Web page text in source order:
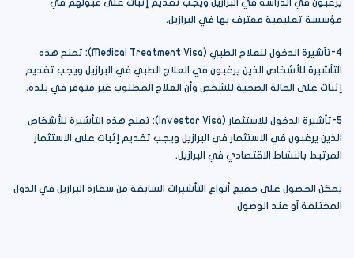
يرغبون في الدراسة في البرازيل ويجب تقديم إثبات على قبولهم في
مؤسسة تعليمية معترف بها في البرازيل.
4-تأشيرة الدخول للعلاج الطبي (Medical Treatment Visa): تمنح هذه
التأشيرة للأشخاص الذين يرغبون في العلاج الطبي في البرازيل ويجب تقديم
إثبات على الحالة الصحية للشخص وأن العلاج المطلوب غير متوفر في بلده.
5-تأشيرة الدخول للاستثمار (Investor Visa): تمنح هذه التأشيرة للأشخاص
الذين يرغبون في الاستثمار في البرازيل ويجب تقديم إثبات على الاستثمار
المرتبط بالنشاط الاقتصادي في البرازيل.
يمكن الحصول على جميع أنواع التأشيرات السابقة من سفارة البرازيل في الدول
المختلفة أو عند الوصول